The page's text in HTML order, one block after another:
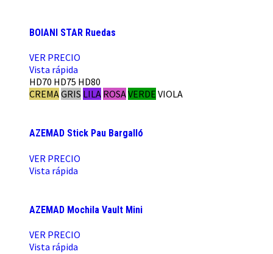
BOIANI STAR Ruedas
VER PRECIO
Vista rápida
HD70 HD75 HD80
CREMAGRIS LILA ROSAVERDE VIOLA
AZEMAD Stick Pau Bargalló
VER PRECIO
Vista rápida
AZEMAD Mochila Vault Mini
VER PRECIO
Vista rápida